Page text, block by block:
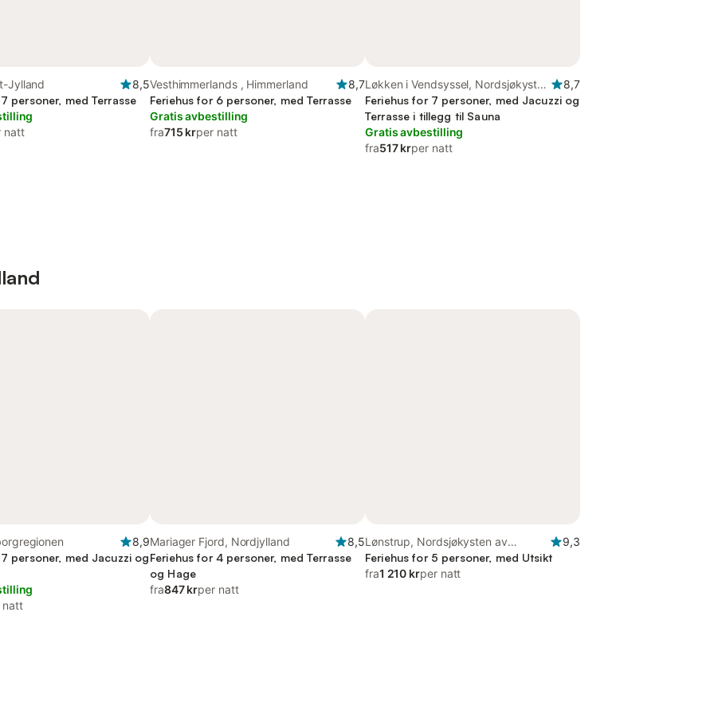
Jylland
8,5
personer, med Terrasse
natt
Vesthimmerlands , Himmerland
8,7
Feriehus for 6 personer, med Terrasse
Gratis avbestilling
fra715 krper natt
Løkken i Vendsyssel, Nordsjøkysten
av Danmark
8,7
Feriehus for 7 personer, med Jacuzzi og
Terrasse i tillegg til Sauna
Gratis avbestilling
fra517 krper natt
8,9
personer, med Jacuzzi og
natt
Mariager Fjord, Nordjylland
8,5
Feriehus for 4 personer, med Terrasse
og Hage
fra847 krper natt
Lønstrup, Nordsjøkysten av
Danmark
9,3
Feriehus for 5 personer, med Utsikt
fra1 210 krper natt